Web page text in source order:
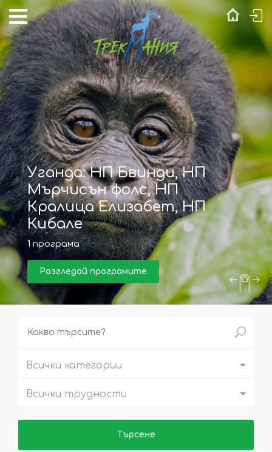
Уганда: НП Бвинди, НП
Мърчисън фолс, НП
Кралица Елизабет, НП
Кибале
1 програма
Разгледай програмите
Всички категории
Всички трудности